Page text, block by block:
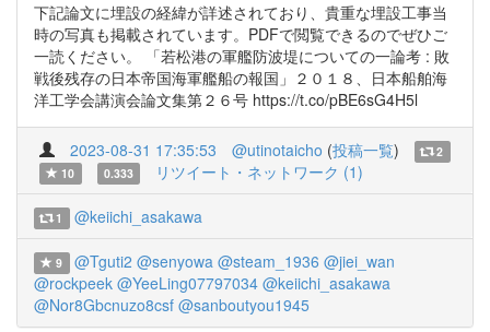
下記論文に埋設の経緯が詳述されており、貴重な埋設工事当
時の写真も掲載されています。PDFで閲覧できるのでぜひご
一読ください。 「若松港の軍艦防波堤についての一論考 : 敗
戦後残存の日本帝国海軍艦船の報国」２０１８、日本船舶海
洋工学会講演会論文集第２６号 https://t.co/pBE6sG4H5l
2023-08-31 17:35:53 @utinotaicho (投稿一覧)
2
10
0.333 リツイート・ネットワーク (1)
1 @keiichi_asakawa
9 @Tguti2 @senyowa @steam_1936 @jiei_wan
@rockpeek @YeeLing07797034 @keiichi_asakawa
@Nor8Gbcnuzo8csf @sanboutyou1945